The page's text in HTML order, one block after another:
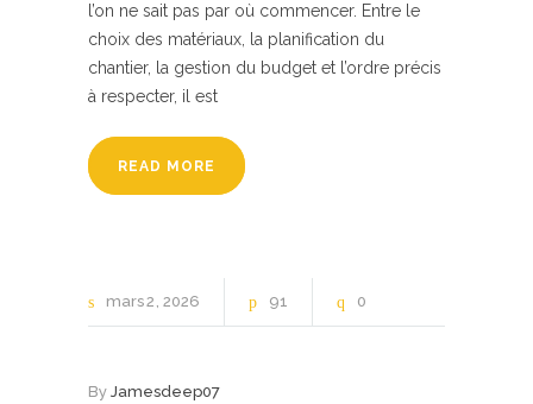
l’on ne sait pas par où commencer. Entre le
choix des matériaux, la planification du
chantier, la gestion du budget et l’ordre précis
à respecter, il est
READ MORE
mars2 2026 91 0
By Jamesdeep07